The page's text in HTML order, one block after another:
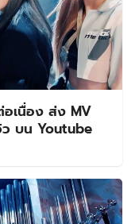
อเนื่อง ส่ง MV
ว บน Youtube